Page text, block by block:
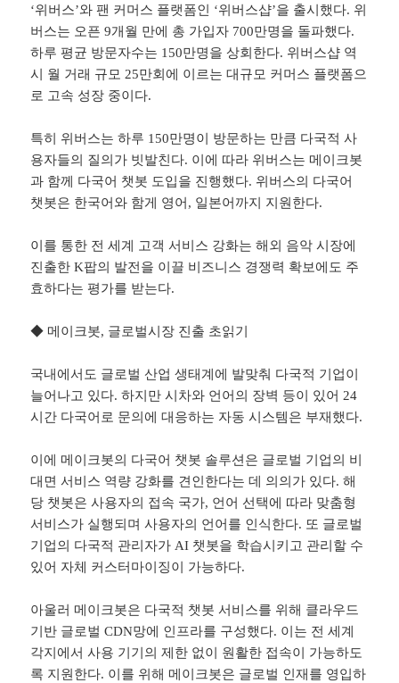
‘위버스’와 팬 커머스 플랫폼인 ‘위버스샵’을 출시했다. 위
버스는 오픈 9개월 만에 총 가입자 700만명을 돌파했다.
하루 평균 방문자수는 150만명을 상회한다. 위버스샵 역
시 월 거래 규모 25만회에 이르는 대규모 커머스 플랫폼으
로 고속 성장 중이다.
특히 위버스는 하루 150만명이 방문하는 만큼 다국적 사
용자들의 질의가 빗발친다. 이에 따라 위버스는 메이크봇
과 함께 다국어 챗봇 도입을 진행했다. 위버스의 다국어
챗봇은 한국어와 함게 영어, 일본어까지 지원한다.
이를 통한 전 세계 고객 서비스 강화는 해외 음악 시장에
진출한 K팝의 발전을 이끌 비즈니스 경쟁력 확보에도 주
효하다는 평가를 받는다.
◆ 메이크봇, 글로벌시장 진출 초읽기
국내에서도 글로벌 산업 생태계에 발맞춰 다국적 기업이
늘어나고 있다. 하지만 시차와 언어의 장벽 등이 있어 24
시간 다국어로 문의에 대응하는 자동 시스템은 부재했다.
이에 메이크봇의 다국어 챗봇 솔루션은 글로벌 기업의 비
대면 서비스 역량 강화를 견인한다는 데 의의가 있다. 해
당 챗봇은 사용자의 접속 국가, 언어 선택에 따라 맞춤형
서비스가 실행되며 사용자의 언어를 인식한다. 또 글로벌
기업의 다국적 관리자가 AI 챗봇을 학습시키고 관리할 수
있어 자체 커스터마이징이 가능하다.
아울러 메이크봇은 다국적 챗봇 서비스를 위해 클라우드
기반 글로벌 CDN망에 인프라를 구성했다. 이는 전 세계
각지에서 사용 기기의 제한 없이 원활한 접속이 가능하도
록 지원한다. 이를 위해 메이크봇은 글로벌 인재를 영입하